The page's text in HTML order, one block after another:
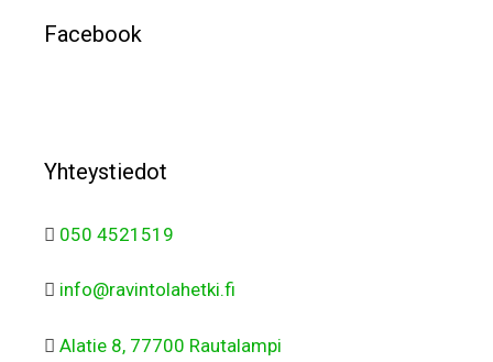
Facebook
Yhteystiedot
050 4521519
info@ravintolahetki.fi
Alatie 8, 77700 Rautalampi